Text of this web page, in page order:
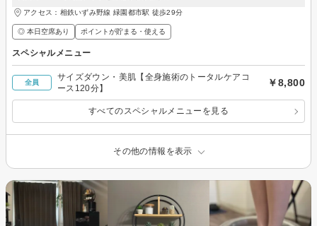
アクセス：相鉄いずみ野線 緑園都市駅 徒歩29分
◎ 本日空席あり ポイントが貯まる・使える
スペシャルメニュー
全員
サイズダウン・美肌【全身施術のトータルケアコ
ース120分】
￥8,800
すべてのスペシャルメニューを見る
その他の情報を表示